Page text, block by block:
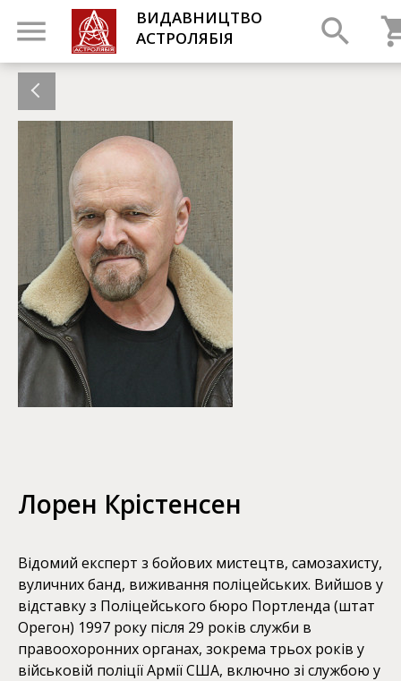
ВИДАВНИЦТВО
АСТРОЛЯБІЯ
Лорен Крістенсен
Відомий експерт з бойових мистецтв, самозахисту,
вуличних банд, виживання поліцейських. Вийшов у
відставку з Поліцейського бюро Портленда (штат
Орегон) 1997 року після 29 років служби в
правоохоронних органах, зокрема трьох років у
військовій поліції Армії США, включно зі службою у